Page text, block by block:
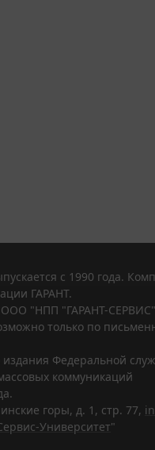
с 1990 года.
ГАРАНТ.
"НПП "ГАРАНТ-
только по
издания Федеральной
коммуникаций
горы, д. 1, стр. 77,
Университет"